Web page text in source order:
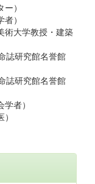
）
）
大学教授・建築
研究館名誉館
研究館名誉館
者）